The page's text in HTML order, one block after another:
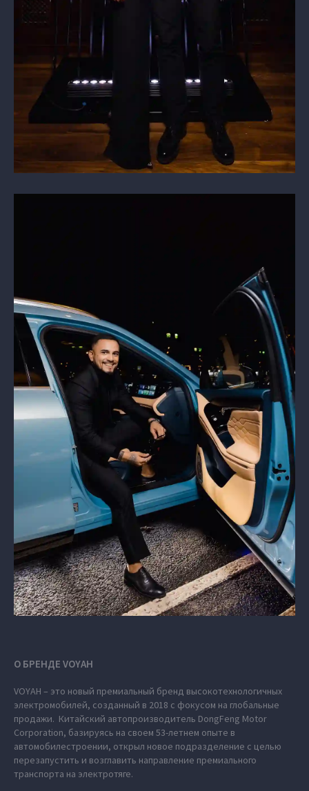
О БРЕНДЕ VOYAH
VOYAH – это новый премиальный бренд высокотехнологичных
электромобилей, созданный в 2018 с фокусом на глобальные
продажи. Китайский автопроизводитель DongFeng Motor
Corporation, базируясь на своем 53-летнем опыте в
автомобилестроении, открыл новое подразделение с целью
перезапустить и возглавить направление премиального
транспорта на электротяге.